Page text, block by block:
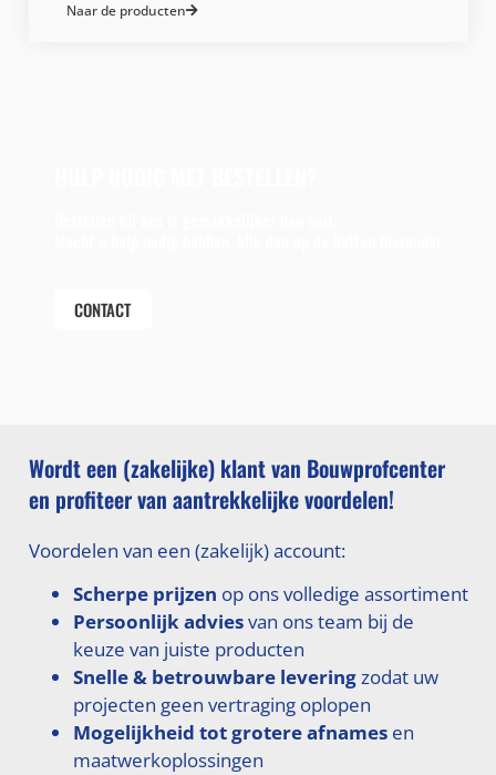
Naar de producten
CONTACT
Wordt een (zakelijke) klant van Bouwprofcenter
en profiteer van aantrekkelijke voordelen!
Voordelen van een (zakelijk) account:
Scherpe prijzen op ons volledige assortiment
Persoonlijk adviesvan ons team bij de
keuze van juiste producten
Snelle & betrouwbare leveringzodat uw
projecten geen vertraging oplopen
Mogelijkheid tot grotere afnamesen
maatwerkoplossingen